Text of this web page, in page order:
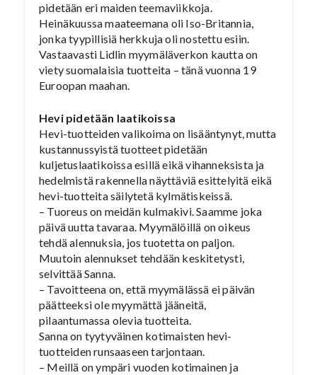
pidetään eri maiden teemaviikkoja.
Heinäkuussa maateemana oli Iso-Britannia,
jonka tyypillisiä herkkuja oli nostettu esiin.
Vastaavasti Lidlin myymäläverkon kautta on
viety suomalaisia tuotteita – tänä vuonna 19
Euroopan maahan.
Hevi pidetään laatikoissa
Hevi-tuotteiden valikoima on lisääntynyt, mutta
kustannussyistä tuotteet pidetään
kuljetuslaatikoissa esillä eikä vihanneksista ja
hedelmistä rakennella näyttäviä esittelyitä eikä
hevi-tuotteita säilytetä kylmätiskeissä.
– Tuoreus on meidän kulmakivi. Saamme joka
päivä uutta tavaraa. Myymälöillä on oikeus
tehdä alennuksia, jos tuotetta on paljon.
Muutoin alennukset tehdään keskitetysti,
selvittää Sanna.
– Tavoitteena on, että myymälässä ei päivän
päätteeksi ole myymättä jääneitä,
pilaantumassa olevia tuotteita.
Sanna on tyytyväinen kotimaisten hevi-
tuotteiden runsaaseen tarjontaan.
– Meillä on ympäri vuoden kotimainen ja